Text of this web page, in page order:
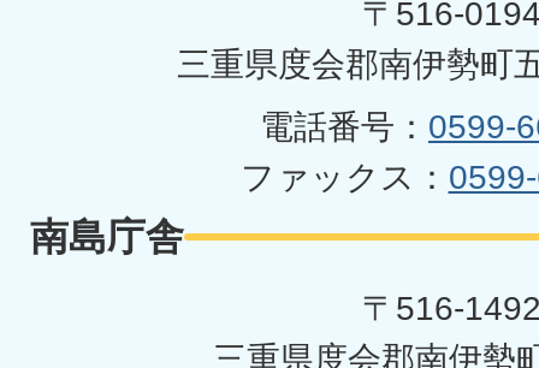
〒516-
三重県度会郡南伊勢町
電話番号： 0599-
ファックス：
南島庁舎
〒516-
三重県度会郡南伊勢